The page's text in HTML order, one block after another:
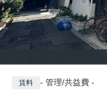
賃料 - 管理/共益費 -